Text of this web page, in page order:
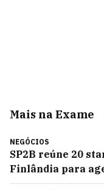
Mais na Exame
NEGÓCIOS
SP2B reúne 20
Finlândia para